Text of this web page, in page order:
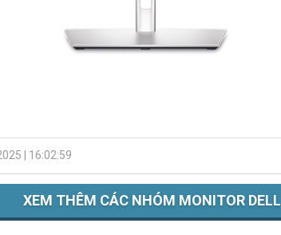
| 16:02:59
XEM THÊM CÁC NHÓM MONITOR DELL